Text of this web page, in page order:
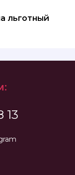
льготный
13